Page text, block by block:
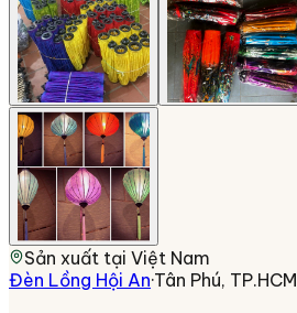
Sản xuất tại Việt Nam
Đèn Lồng Hội An·Tân Phú, TP.HCM